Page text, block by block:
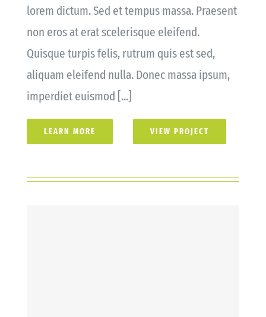
lorem dictum. Sed et tempus massa. Praesent
non eros at erat scelerisque eleifend.
Quisque turpis felis, rutrum quis est sed,
aliquam eleifend nulla. Donec massa ipsum,
imperdiet euismod [...]
LEARN MORE VIEW PROJECT